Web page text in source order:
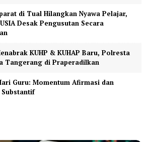
di Tual Hilangkan Nyawa Pelajar,
Desak Pengusutan Secara
KUHP & KUHAP Baru, Polresta
Tangerang di Praperadilkan
Guru: Momentum Afirmasi dan